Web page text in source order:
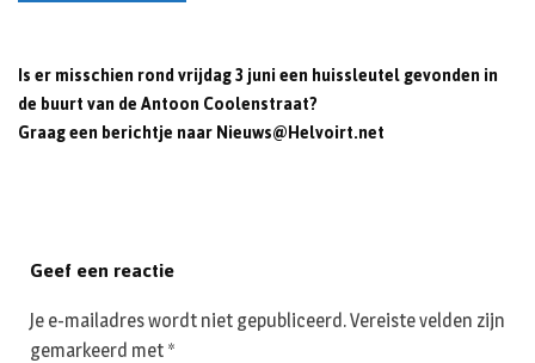
Is er misschien rond vrijdag 3 juni een huissleutel gevonden in
de buurt van de Antoon Coolenstraat?
Graag een berichtje naarNieuws@Helvoirt.net
Geef een reactie
Je e-mailadres wordt niet gepubliceerd.Vereiste velden zijn
gemarkeerd met *